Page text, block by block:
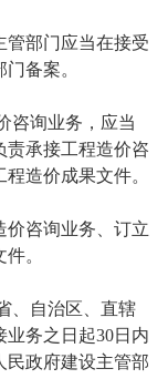
部门应当在接受
备案。
询业务，应当
责承接工程造价咨
造价成果文件。
咨询业务、订立
。
自治区、直辖
务之日起30日内
民政府建设主管部